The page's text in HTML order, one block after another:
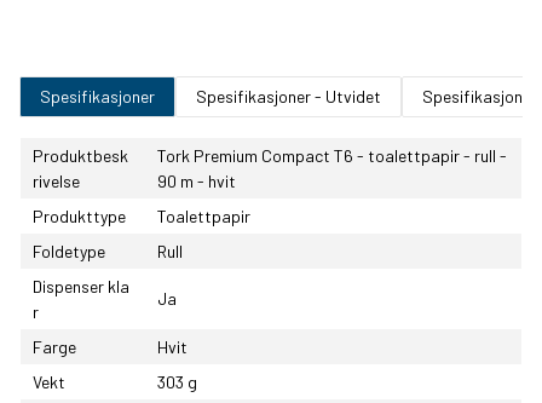
Spesifikasjoner Spesifikasjoner - Utvidet Spesifikasjoner
Produktbesk
rivelse
Tork Premium Compact T6 - toalettpapir - rull -
90 m - hvit
Produkttype
Toalettpapir
Foldetype
Rull
Dispenser kla
r
Ja
Farge
Hvit
Vekt
303 g